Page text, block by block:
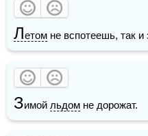
Летом не вспотеешь, так
Зимой льдом не дорожат.